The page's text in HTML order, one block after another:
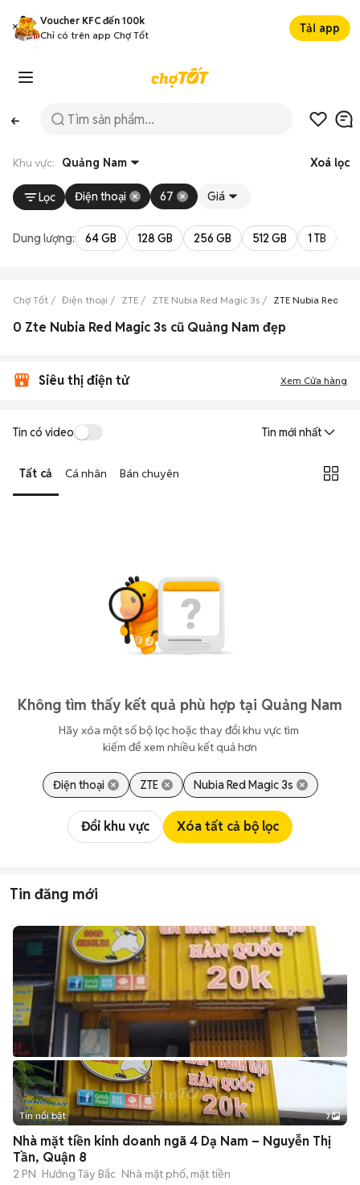
Voucher KFC đến 100k
Chỉ có trên app Chợ Tốt
Tải app
Khu vực: Quảng Nam Xoá lọc
Lọc Điện thoại 67 Giá
Dung lượng: 64 GB 128 GB 256 GB 512 GB 1 TB
Chợ Tốt Điện thoại ZTE ZTE Nubia Red Magic 3s ZTE Nubia Red
0 Zte Nubia Red Magic 3s cũ Quảng Nam đẹp
Siêu thị điện tử Xem Cửa hàng
Tin có video Tin mới nhất
Tất cả Cá nhân Bán chuyên
Không tìm thấy kết quả phù hợp tại Quảng Nam
Hãy xóa một số bộ lọc hoặc thay đổi khu vực tìm
kiếm để xem nhiều kết quả hơn
Điện thoại ZTE Nubia Red Magic 3s
Đổi khu vực Xóa tất cả bộ lọc
Tin đăng mới
+2
Tin nổi bật 7
Nhà mặt tiền kinh doanh ngã 4 Dạ Nam – Nguyễn Thị
Tần, Quận 8
2 PN Hướng Tây Bắc Nhà mặt phố, mặt tiền